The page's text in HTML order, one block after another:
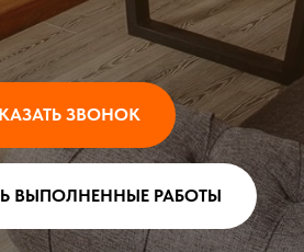
ЗВОНОК
ВЫПОЛНЕННЫЕ РАБОТЫ